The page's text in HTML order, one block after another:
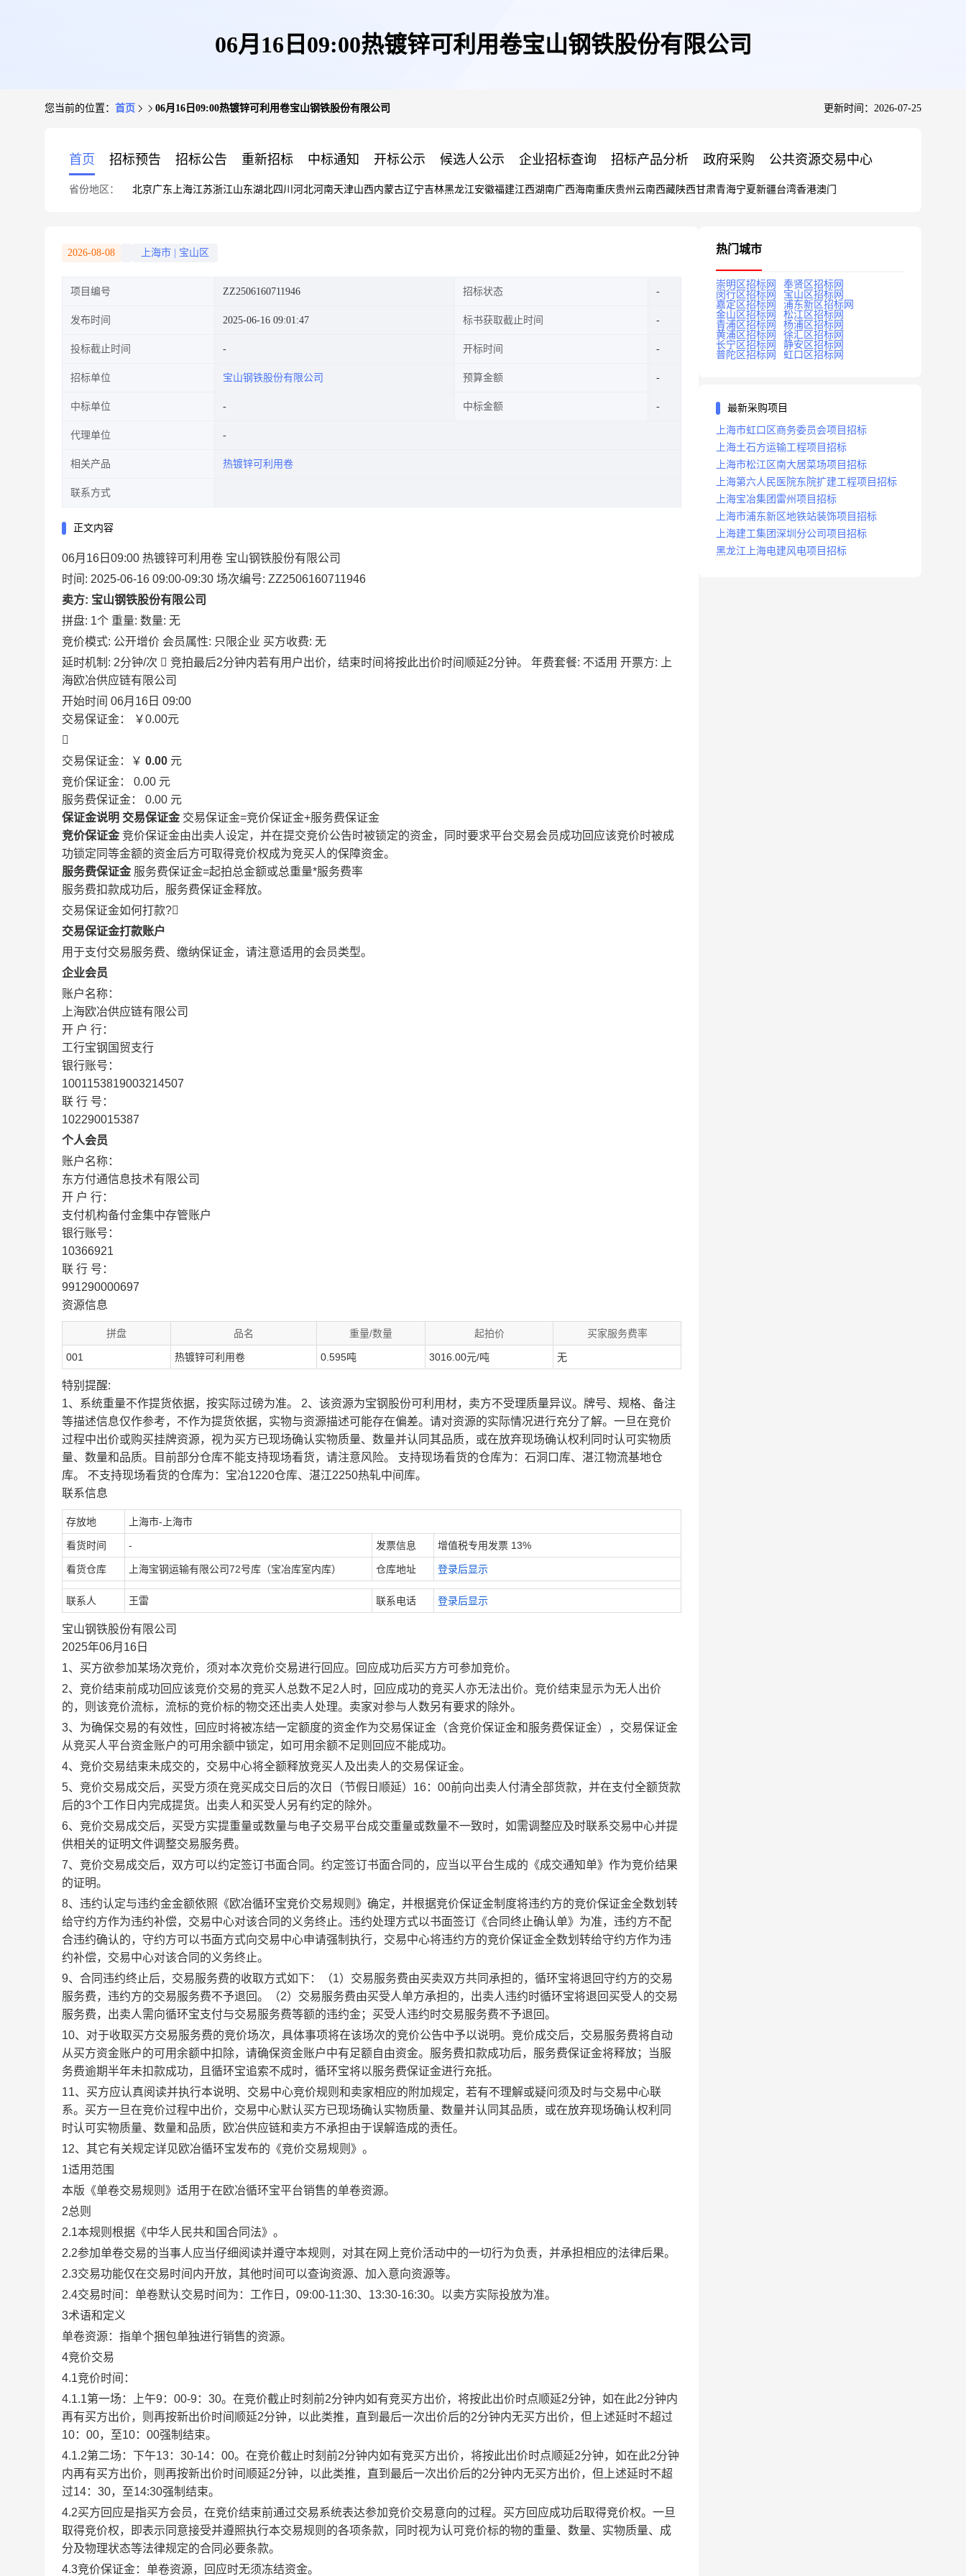
06月16日09:00热镀锌可利用卷宝山钢铁股份有限公司
您当前的位置： 首页 06月16日09:00热镀锌可利用卷宝山钢铁股份有限公司 更新时间：2026-07-25
首页 招标预告 招标公告 重新招标 中标通知 开标公示 候选人公示 企业招标查询 招标产品分析 政府采购 公共资源交易中心
省份地区： 北京广东 上海江苏浙江山东湖北四川 河北河南天津山西内蒙古辽宁吉林黑龙江安徽福建江西湖南广西海南重庆贵州 云南西藏陕西甘肃青海宁夏新疆台湾香港澳门
2026-08-08 上海市 宝山区
项目编号 ZZ2506160711946 招标状态
发布时间 2025-06-16 09:01:47 标书获取截止时间
投标截止时间 开标时间
招标单位 宝山钢铁股份有限公司 预算金额
中标单位 中标金额
代理单位
相关产品 热镀锌可利用卷
联系方式
正文内容
06月16日09:00 热镀锌可利用卷 宝山钢铁股份有限公司
时间: 2025-06-16 09:00-09:30 场次编号: ZZ2506160711946
卖方: 宝山钢铁股份有限公司
拼盘: 1个 重量: 数量: 无
竞价模式: 公开增价 会员属性: 只限企业 买方收费: 无
延时机制: 2分钟/次  竞拍最后2分钟内若有用户出价，结束时间将按此出价时间顺延2分钟。 年费套餐: 不适用 开票方: 上
海欧冶供应链有限公司
开始时间 06月16日 09:00
交易保证金：
￥0.00元

交易保证金：￥ 0.00 元
竞价保证金： 0.00 元
服务费保证金： 0.00 元
保证金说明 交易保证金 交易保证金=竞价保证金+服务费保证金
竞价保证金 竞价保证金由出卖人设定，并在提交竞价公告时被锁定的资金，同时要求平台交易会员成功回应该竞价时被成
功锁定同等金额的资金后方可取得竞价权成为竞买人的保障资金。
服务费保证金 服务费保证金=起拍总金额或总重量*服务费率
服务费扣款成功后，服务费保证金释放。
交易保证金如何打款?
交易保证金打款账户
用于支付交易服务费、缴纳保证金，请注意适用的会员类型。
企业会员
账户名称：
上海欧冶供应链有限公司
开 户 行：
工行宝钢国贸支行
银行账号：
1001153819003214507
联 行 号：
102290015387
个人会员
账户名称：
东方付通信息技术有限公司
开 户 行：
支付机构备付金集中存管账户
银行账号：
10366921
联 行 号：
991290000697
资源信息
拼盘 品名 重量/数量 起拍价 买家服务费率
001 热镀锌可利用卷 0.595吨 3016.00元/吨 无
特别提醒:
1、系统重量不作提货依据，按实际过磅为准。 2、该资源为宝钢股份可利用材，卖方不受理质量异议。牌号、规格、备注
等描述信息仅作参考，不作为提货依据，实物与资源描述可能存在偏差。请对资源的实际情况进行充分了解。一旦在竞价
过程中出价或购买挂牌资源，视为买方已现场确认实物质量、数量并认同其品质，或在放弃现场确认权利同时认可实物质
量、数量和品质。目前部分仓库不能支持现场看货，请注意风险。 支持现场看货的仓库为：石洞口库、湛江物流基地仓
库。 不支持现场看货的仓库为：宝冶1220仓库、湛江2250热轧中间库。
联系信息
存放地 上海市-上海市
看货时间 - 发票信息 增值税专用发票 13%
看货仓库 上海宝钢运输有限公司72号库（宝冶库室内库） 仓库地址 登录后显示
联系人 王雷 联系电话 登录后显示
宝山钢铁股份有限公司
2025年06月16日
1、买方欲参加某场次竞价，须对本次竞价交易进行回应。回应成功后买方方可参加竞价。
2、竞价结束前成功回应该竞价交易的竞买人总数不足2人时，回应成功的竞买人亦无法出价。竞价结束显示为无人出价
的，则该竞价流标，流标的竞价标的物交还出卖人处理。卖家对参与人数另有要求的除外。
3、为确保交易的有效性，回应时将被冻结一定额度的资金作为交易保证金（含竞价保证金和服务费保证金），交易保证金
从竞买人平台资金账户的可用余额中锁定，如可用余额不足则回应不能成功。
4、竞价交易结束未成交的，交易中心将全额释放竞买人及出卖人的交易保证金。
5、竞价交易成交后，买受方须在竞买成交日后的次日（节假日顺延）16：00前向出卖人付清全部货款，并在支付全额货款
后的3个工作日内完成提货。出卖人和买受人另有约定的除外。
6、竞价交易成交后，买受方实提重量或数量与电子交易平台成交重量或数量不一致时，如需调整应及时联系交易中心并提
供相关的证明文件调整交易服务费。
7、竞价交易成交后，双方可以约定签订书面合同。约定签订书面合同的，应当以平台生成的《成交通知单》作为竞价结果
的证明。
8、违约认定与违约金金额依照《欧冶循环宝竞价交易规则》确定，并根据竞价保证金制度将违约方的竞价保证金全数划转
给守约方作为违约补偿，交易中心对该合同的义务终止。违约处理方式以书面签订《合同终止确认单》为准，违约方不配
合违约确认的，守约方可以书面方式向交易中心申请强制执行，交易中心将违约方的竞价保证金全数划转给守约方作为违
约补偿，交易中心对该合同的义务终止。
9、合同违约终止后，交易服务费的收取方式如下：（1）交易服务费由买卖双方共同承担的，循环宝将退回守约方的交易
服务费，违约方的交易服务费不予退回。（2）交易服务费由买受人单方承担的，出卖人违约时循环宝将退回买受人的交易
服务费，出卖人需向循环宝支付与交易服务费等额的违约金；买受人违约时交易服务费不予退回。
10、对于收取买方交易服务费的竞价场次，具体事项将在该场次的竞价公告中予以说明。竞价成交后，交易服务费将自动
从买方资金账户的可用余额中扣除，请确保资金账户中有足额自由资金。服务费扣款成功后，服务费保证金将释放；当服
务费逾期半年未扣款成功，且循环宝追索不成时，循环宝将以服务费保证金进行充抵。
11、买方应认真阅读并执行本说明、交易中心竞价规则和卖家相应的附加规定，若有不理解或疑问须及时与交易中心联
系。买方一旦在竞价过程中出价，交易中心默认买方已现场确认实物质量、数量并认同其品质，或在放弃现场确认权利同
时认可实物质量、数量和品质，欧冶供应链和卖方不承担由于误解造成的责任。
12、其它有关规定详见欧冶循环宝发布的《竞价交易规则》。
1适用范围
本版《单卷交易规则》适用于在欧冶循环宝平台销售的单卷资源。
2总则
2.1本规则根据《中华人民共和国合同法》。
2.2参加单卷交易的当事人应当仔细阅读并遵守本规则，对其在网上竞价活动中的一切行为负责，并承担相应的法律后果。
2.3交易功能仅在交易时间内开放，其他时间可以查询资源、加入意向资源等。
2.4交易时间：单卷默认交易时间为：工作日，09:00-11:30、13:30-16:30。以卖方实际投放为准。
3术语和定义
单卷资源：指单个捆包单独进行销售的资源。
4竞价交易
4.1竞价时间：
4.1.1第一场：上午9：00-9：30。在竞价截止时刻前2分钟内如有竞买方出价，将按此出价时点顺延2分钟，如在此2分钟内
再有买方出价，则再按新出价时间顺延2分钟，以此类推，直到最后一次出价后的2分钟内无买方出价，但上述延时不超过
10：00，至10：00强制结束。
4.1.2第二场：下午13：30-14：00。在竞价截止时刻前2分钟内如有竞买方出价，将按此出价时点顺延2分钟，如在此2分钟
内再有买方出价，则再按新出价时间顺延2分钟，以此类推，直到最后一次出价后的2分钟内无买方出价，但上述延时不超
过14：30，至14:30强制结束。
4.2买方回应是指买方会员，在竞价结束前通过交易系统表达参加竞价交易意向的过程。买方回应成功后取得竞价权。一旦
取得竞价权，即表示同意接受并遵照执行本交易规则的各项条款，同时视为认可竞价标的物的重量、数量、实物质量、成
分及物理状态等法律规定的合同必要条款。
4.3竞价保证金：单卷资源，回应时无须冻结资金。
热门城市
崇明区招标网
奉贤区招标网
闵行区招标网
宝山区招标网
嘉定区招标网
浦东新区招标网
金山区招标网
松江区招标网
青浦区招标网
杨浦区招标网
黄浦区招标网
徐汇区招标网
长宁区招标网
静安区招标网
普陀区招标网
虹口区招标网
最新采购项目
上海市虹口区商务委员会项目招标
上海土石方运输工程项目招标
上海市松江区南大居菜场项目招标
上海第六人民医院东院扩建工程项目招标
上海宝冶集团雷州项目招标
上海市浦东新区地铁站装饰项目招标
上海建工集团深圳分公司项目招标
黑龙江上海电建风电项目招标